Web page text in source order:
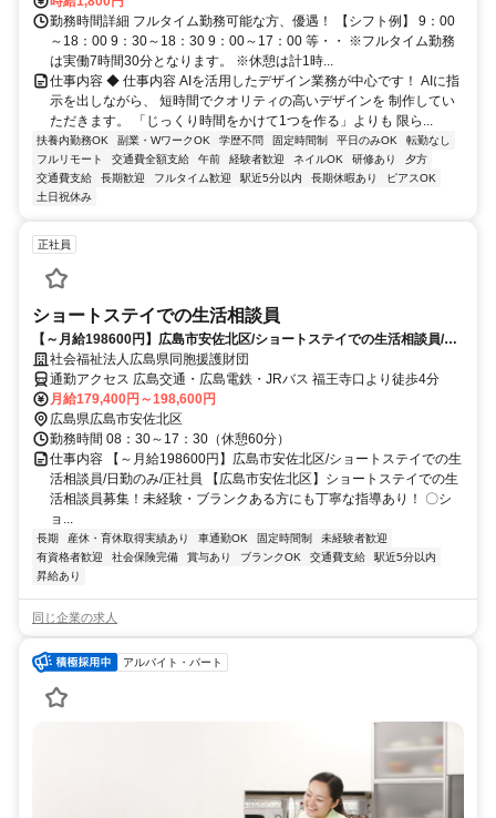
勤務時間詳細 フルタイム勤務可能な方、優遇！ 【シフト例】 9：00
～18：00 9：30～18：30 9：00～17：00 等・・ ※フルタイム勤務
は実働7時間30分となります。 ※休憩は計1時...
仕事内容 ◆ 仕事内容 AIを活用したデザイン業務が中心です！ AIに指
示を出しながら、 短時間でクオリティの高いデザインを 制作してい
ただきます。 「じっくり時間をかけて1つを作る」よりも 限ら...
扶養内勤務OK 副業・WワークOK 学歴不問 固定時間制 平日のみOK
転勤なし
フルリモート
交通費全額支給 午前 経験者歓迎 ネイルOK 研修あり
夕方
交通費支給
長期歓迎 フルタイム歓迎 駅近5分以内 長期休暇あり
ピアスOK
土日祝休み
正社員
ショートステイでの生活相談員
【～月給198600円】広島市安佐北区/ショートステイでの生活相談員/日
勤のみ/正社員
社会福祉法人広島県同胞援護財団
通勤アクセス 広島交通・広島電鉄・JRバス 福王寺口より徒歩4分
月給179,400円～198,600円
広島県広島市安佐北区
勤務時間 08：30～17：30（休憩60分）
仕事内容 【～月給198600円】広島市安佐北区/ショートステイでの生
活相談員/日勤のみ/正社員 【広島市安佐北区】ショートステイでの生
活相談員募集！未経験・ブランクある方にも丁寧な指導あり！ 〇シ
ョ...
長期 産休・育休取得実績あり 車通勤OK 固定時間制
未経験者歓迎
有資格者歓迎
社会保険完備 賞与あり ブランクOK 交通費支給
駅近5分以内
昇給あり
同じ企業の求人
アルバイト・パート